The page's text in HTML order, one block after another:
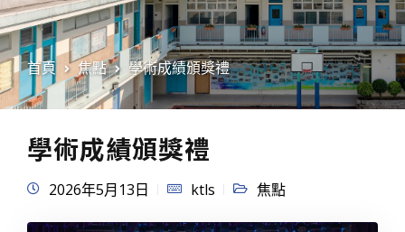
首頁 焦點 學術成績頒獎禮
學術成績頒獎禮
2026年5月13日 ktls 焦點